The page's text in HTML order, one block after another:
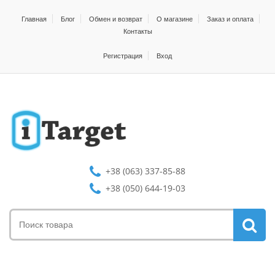
Главная Блог Обмен и возврат О магазине
Заказ и оплата
Контакты
Регистрация Вход
+38 (063) 337-85-88
+38 (050) 644-19-03